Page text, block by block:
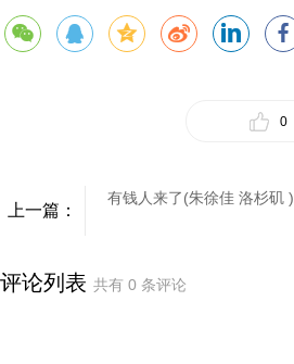
0
上一篇：
有钱人来了(朱徐佳 洛杉矶 )
评论列表 共有 0 条评论